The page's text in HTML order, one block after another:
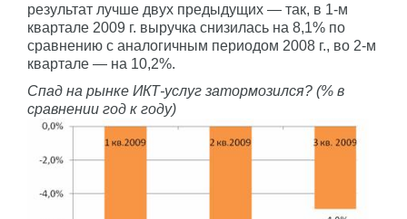
результат лучше двух предыдущих — так, в 1-м
квартале 2009 г. выручка снизилась на 8,1% по
сравнению с аналогичным периодом 2008 г., во 2-м
квартале — на 10,2%.
Спад на рынке ИКТ-услуг затормозился? (% в
сравнении год к году)